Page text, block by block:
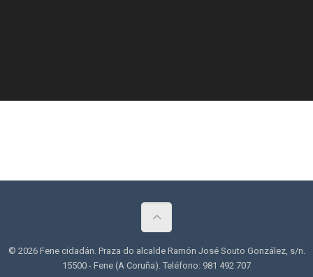
© 2026 Fene cidadán. Praza do alcalde Ramón José Souto González, s/n.
15500 - Fene (A Coruña). Teléfono: 981 492 707